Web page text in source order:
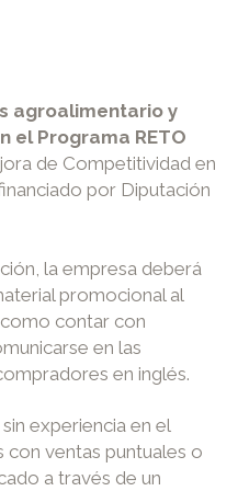
agroalimentario y
el Programa RETO
de Competitividad en
por Diputación
la empresa deberá
promocional al
contar con
en las
en inglés.
experiencia en el
con ventas puntuales o
a través de un